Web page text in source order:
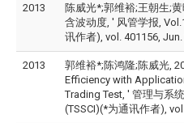
2013
陈威光*;郭维裕;王朝生;
含波动度, ' 风管学报,
讯作者), vol. 401156, Jun.
2013
郭维裕*;陈鸿隆;陈威光,
Efficiency with
Trading Test, ' 管理与系
(TSSCI)(*为通讯作者),